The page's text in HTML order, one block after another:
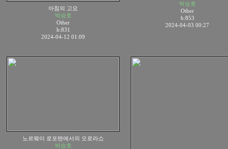
아침의 고요
박승호
Other
h:831
2024-04-12 01:09
박승호
Other
h:853
2024-04-03 00:27
노르웨이 로포텐에서의 오로라쇼
박승호